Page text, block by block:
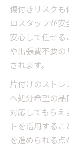
傷付きリスク
ロスタッフが安
安心して任せる
や出張費不要
されます。
片付けのスト
へ処分希望の品
対応してもらえ
トを活用する
を進められる点